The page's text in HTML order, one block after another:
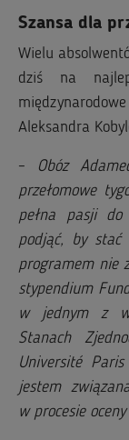
Szansa dla
Wielu
dziś na
Aleksandra
–
Obóz
przełomowe
pełna pasji
podjąć, by stać
programem nie
stypendium
w jednym z
Stanach
Université
jestem
w procesie